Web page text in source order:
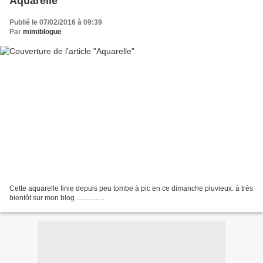
Publié le 07/02/2016 à 09:39
Par mimiblogue
Cette aquarelle finie depuis peu tombe à pic en ce dimanche pluvieux. à très
bientôt sur mon blog ................